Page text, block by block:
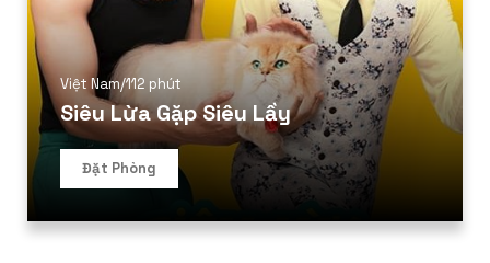
Thể loại phim
Phim kinh dị
Hài hước
Việt Nam/112 phút
Siêu Lừa Gặp Siêu Lầy
Đặt Phòng